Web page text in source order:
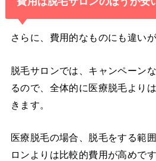
さらに、費用的なものにも違いが
脱毛サロンでは、キャンペーン
るので、全体的に医療脱毛より
きます。
医療脱毛の場合、脱毛をする範
ロンよりは比較的費用が高めです